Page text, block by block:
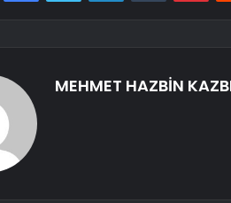
MEHMET HAZBİN